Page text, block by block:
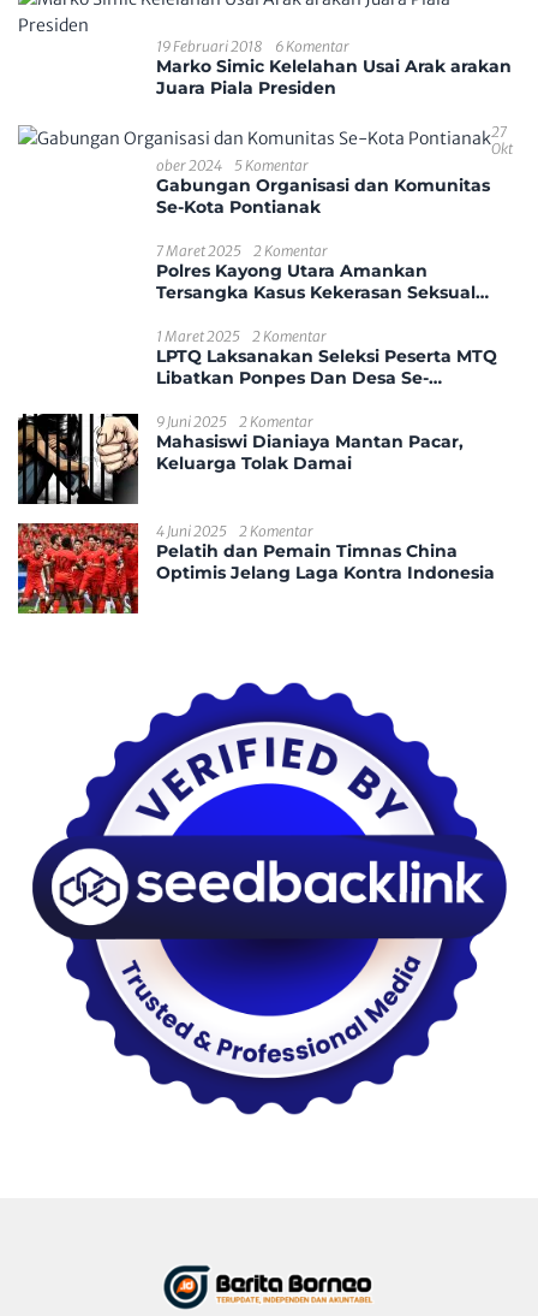
19 Februari 2018 6 Komentar
Marko Simic Kelelahan Usai Arak arakan
Juara Piala Presiden
27
Okt
Ober 2024
5 Komentar
Gabungan Organisasi dan Komunitas
Se-Kota Pontianak
7 Maret 2025 2 Komentar
Polres Kayong Utara Amankan
Tersangka Kasus Kekerasan Seksual
1 Maret 2025 2 Komentar
LPTQ Laksanakan Seleksi Peserta MTQ
Libatkan Ponpes Dan Desa Se-
9 Juni 2025 2 Komentar
Mahasiswi Dianiaya Mantan Pacar,
Keluarga Tolak Damai
4 Juni 2025 2 Komentar
Pelatih dan Pemain Timnas China
Optimis Jelang Laga Kontra Indonesia